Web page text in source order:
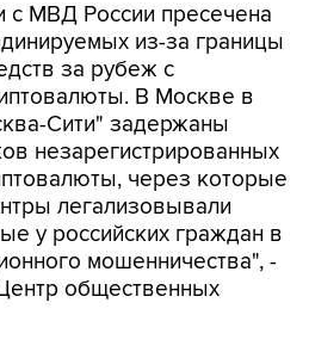
с МВД России пресечена
из-за границы
за рубеж с
В Москве в
Сити" задержаны
незарегистрированных
через которые
легализовывали
у российских граждан в
мошенничества", -
общественных